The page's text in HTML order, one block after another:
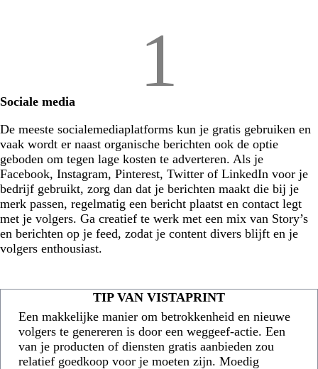
1
Sociale media
De meeste socialemediaplatforms kun je gratis gebruiken en
vaak wordt er naast organische berichten ook de optie
geboden om tegen lage kosten te adverteren. Als je
Facebook, Instagram, Pinterest, Twitter of LinkedIn voor je
bedrijf gebruikt, zorg dan dat je berichten maakt die bij je
merk passen, regelmatig een bericht plaatst en contact legt
met je volgers. Ga creatief te werk met een mix van Story’s
en berichten op je feed, zodat je content divers blijft en je
volgers enthousiast.
TIP VAN VISTAPRINT
Een makkelijke manier om betrokkenheid en nieuwe
volgers te genereren is door een weggeef-actie. Een
van je producten of diensten gratis aanbieden zou
relatief goedkoop voor je moeten zijn. Moedig